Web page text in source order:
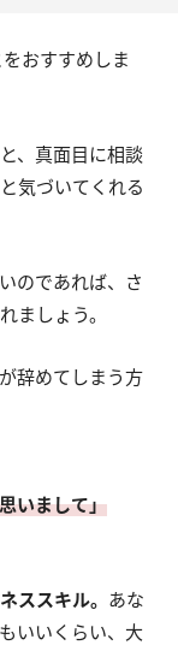
おすすめしま
、真面目に相談
気づいてくれる
のであれば、さ
ましょう。
辞めてしまう方
いまして」
ススキル。 あな
いいくらい、大